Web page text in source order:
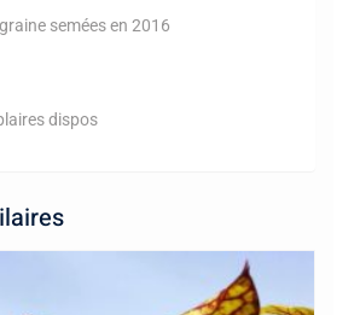
semées en 2016
dispos